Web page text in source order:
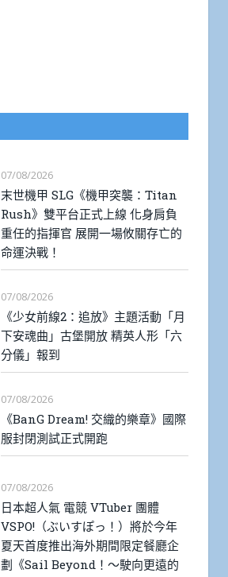
07/08/2026
末世機甲 SLG《機甲突襲：Titan
Rush》雙平台正式上線 化身肩負
重任的指揮官 展開一場攸關存亡的
命運決戰！
07/08/2026
《少女前線2：追放》主題活動「月
下安魂曲」古堡開放 精英人形「六
分儀」報到
07/08/2026
《BanG Dream! 交織的樂章》國際
服封閉測試正式開跑
07/08/2026
日本超人氣 電競 VTuber 團體
VSPO!（ぶいすぽっ！）將於今年
夏天首度推出海外期間限定餐廳企
劃《Sail Beyond！～駛向更遠的